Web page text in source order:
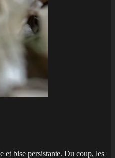
et bise persistante. Du coup, les